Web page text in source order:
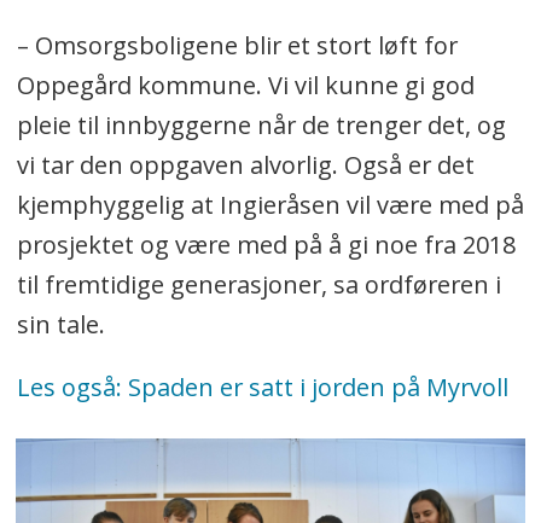
– Omsorgsboligene blir et stort løft for
Oppegård kommune. Vi vil kunne gi god
pleie til innbyggerne når de trenger det, og
vi tar den oppgaven alvorlig. Også er det
kjemphyggelig at Ingieråsen vil være med på
prosjektet og være med på å gi noe fra 2018
til fremtidige generasjoner, sa ordføreren i
sin tale.
Les også: Spaden er satt i jorden på Myrvoll